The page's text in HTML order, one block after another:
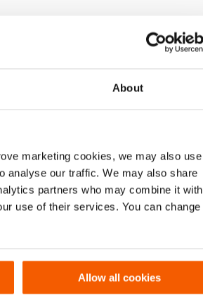
About
marketing cookies, we may also use
analyse our traffic. We may also share
partners who may combine it with
use of their services. You can change
Allow all cookies
com apenas uma mão.
necessária força física. Isto
com o comando de controlo